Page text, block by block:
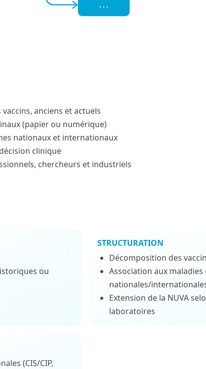
anciens et actuels
(papier ou numérique)
nationaux et internationaux
clinique
chercheurs et industriels
ou
STRUCTURATION
Décomposition des
Association aux
nationales/
Extension de la NUVA
laboratoires
(CIS/CIP,